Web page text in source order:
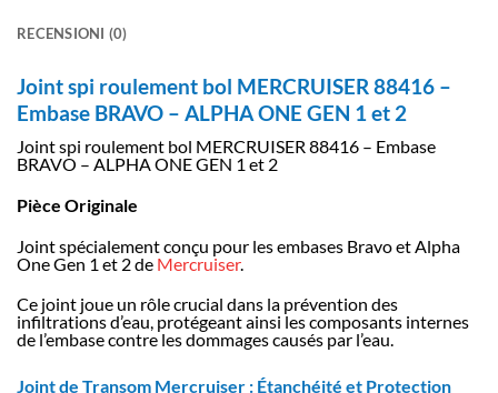
RECENSIONI (0)
Joint spi roulement bol MERCRUISER 88416 –
Embase BRAVO – ALPHA ONE GEN 1 et 2
Joint spi roulement bol MERCRUISER 88416 – Embase
BRAVO – ALPHA ONE GEN 1 et 2
Pièce Originale
Joint spécialement conçu pour les embases Bravo et Alpha
One Gen 1 et 2 de Mercruiser.
Ce joint joue un rôle crucial dans la prévention des
infiltrations d’eau, protégeant ainsi les composants internes
de l’embase contre les dommages causés par l’eau.
Joint de Transom Mercruiser : Étanchéité et Protection